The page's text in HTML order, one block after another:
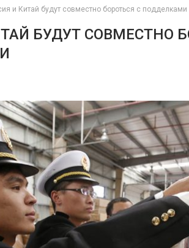
и Китай будут совместно бороться с подделками
БУДУТ СОВМЕСТНО